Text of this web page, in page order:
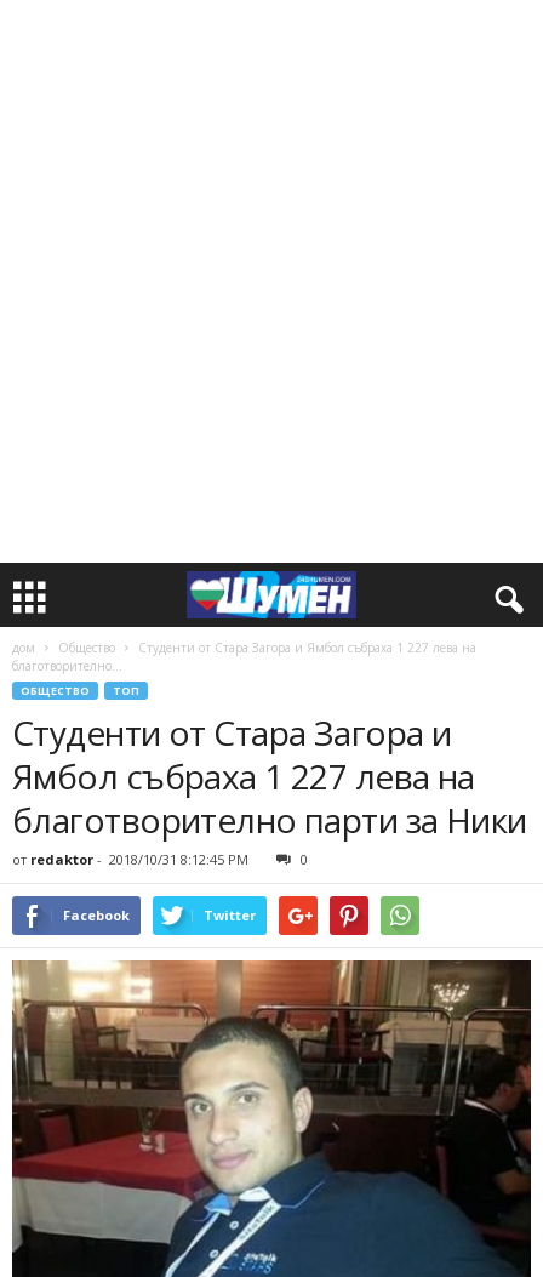
дом Общество
Студенти от Стара Загора и Ямбол събраха 1 227 лева на
благотворително...
ОБЩЕСТВО ТОП
Студенти от Стара Загора и
Ямбол събраха 1 227 лева на
благотворително парти за Ники
от redaktor - 2018/10/31 8:12:45 PM 0
Facebook Twitter